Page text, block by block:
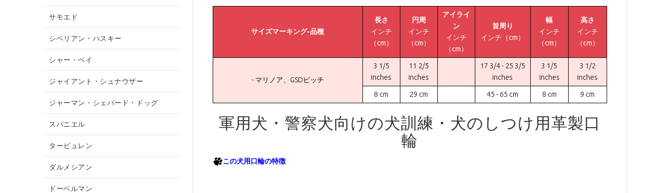
サイズマーキング-品種
長さ
インチ
（cm）
円周
インチ
（cm）
アイライ
ン
インチ
（cm）
首周り
インチ（cm）
幅
インチ
（cm）
高さ
インチ
（cm）
- マリノア、GSDビッチ
3 1/5
inches
11 2/5
inches
17 3/4 - 25 3/5
inches
3 1/5
inches
3 1/2
inches
8 cm 29 cm 45 - 65 cm 8 cm 9 cm
軍用犬・警察犬向けの犬訓練・犬のしつけ用革製口
輪
この犬用口輪の特徴
サモエド
シベリアン・ハスキー
シャー・ペイ
ジャイアント・シュナウザー
ジャーマン・シェパード・ドッグ
スパニエル
タービュレン
ダルメシアン
ドーベルマン